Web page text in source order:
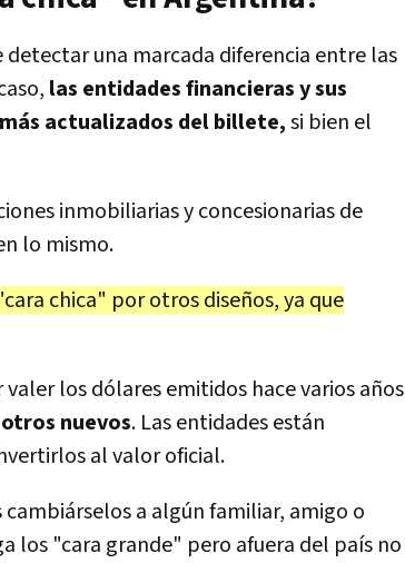
una marcada diferencia entre las
las entidades financieras y sus
actualizados del billete,si bien el
inmobiliarias y concesionarias de
lo mismo.
chica" por otros diseños, ya que
los dólares emitidos hace varios años
nuevos. Las entidades están
al valor oficial.
a algún familiar, amigo o
los "cara grande" pero afuera del país no